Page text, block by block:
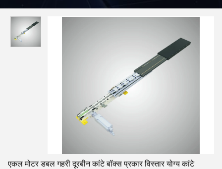
एकल मोटर डबल गहरी दूरबीन कांटे बॉक्स प्रकार विस्तार योग्य कांटे